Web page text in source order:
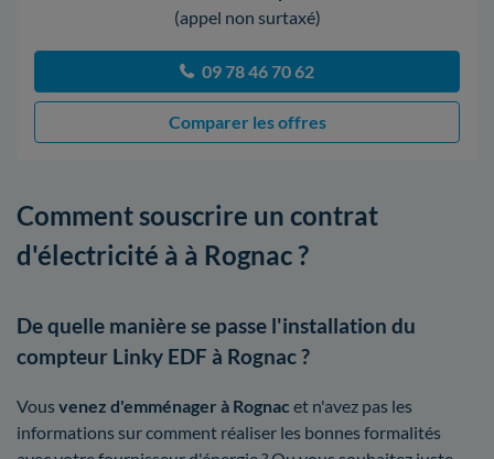
(appel non surtaxé)
09 78 46 70 62
Comparer les offres
Comment souscrire un contrat
d'électricité à à Rognac ?
De quelle manière se passe l'installation du
compteur Linky EDF à Rognac ?
Vous venez d'emménager à Rognac et n'avez pas les
informations sur comment réaliser les bonnes formalités